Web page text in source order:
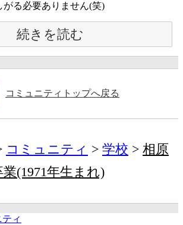
がる必要ありません(笑)
続きを読む
コミュニティトップへ戻る
コミュニティ 学校
相原
(1971年生まれ)
ィ